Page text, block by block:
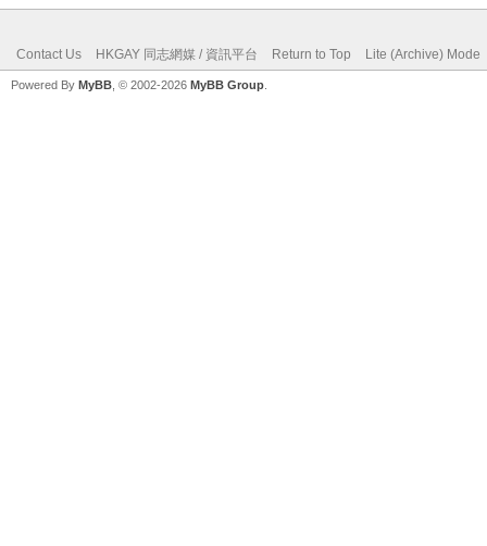
Contact Us HKGAY 同志網媒 / 資訊平台 Return to Top Lite (Archive) Mode
Powered By MyBB , © 2002-2026 MyBB Group